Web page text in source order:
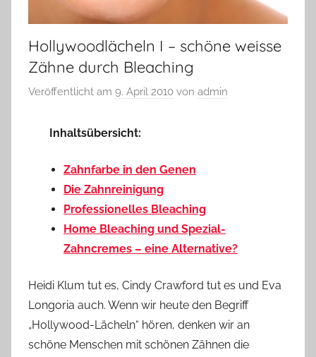
Hollywoodlächeln I – schöne weisse
Zähne durch Bleaching
Veröffentlicht am 9. April 2010 von admin
Inhaltsübersicht:
Zahnfarbe in den Genen
Die Zahnreinigung
Professionelles Bleaching
Home Bleaching und Spezial-
Zahncremes – eine Alternative?
Heidi Klum tut es, Cindy Crawford tut es und Eva
Longoria auch. Wenn wir heute den Begriff
„Hollywood-Lächeln“ hören, denken wir an
schöne Menschen mit schönen Zähnen die